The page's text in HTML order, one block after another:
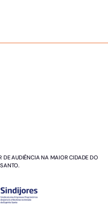
DE AUDIÊNCIA NA MAIOR CIDADE DO